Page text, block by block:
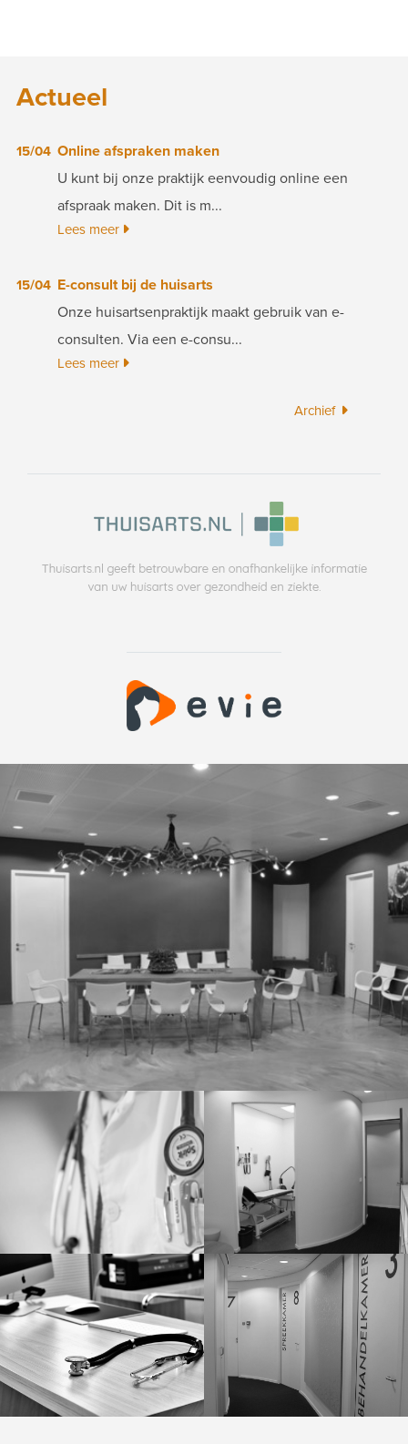
Actueel
15/04 Online afspraken maken
U kunt bij onze praktijk eenvoudig online een
afspraak maken. Dit is m...
Lees meer
15/04 E-consult bij de huisarts
Onze huisartsenpraktijk maakt gebruik van e-
consulten. Via een e-consu...
Lees meer
Archief